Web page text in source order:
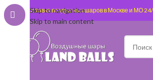
Skip to navigation
Skip to main content
Доставка воздушных шаров в Москве и МО